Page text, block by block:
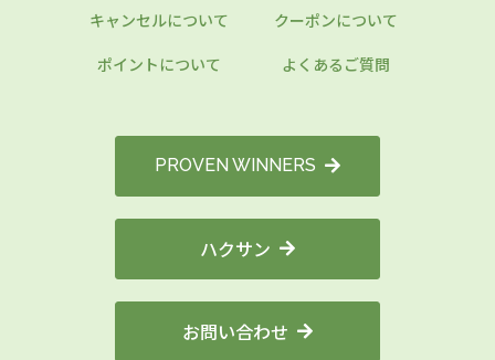
キャンセルについて
クーポンについて
ポイントについて
よくあるご質問
PROVEN WINNERS
ハクサン
お問い合わせ